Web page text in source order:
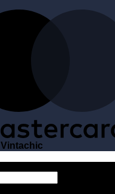
Vintachic